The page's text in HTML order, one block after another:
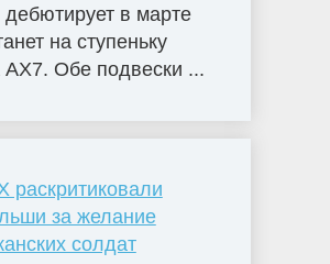
в марте
на ступеньку
Обе подвески ...
раскритиковали
за желание
солдат